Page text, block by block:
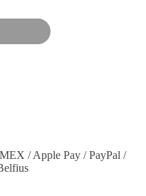
/ Apple Pay / PayPal /